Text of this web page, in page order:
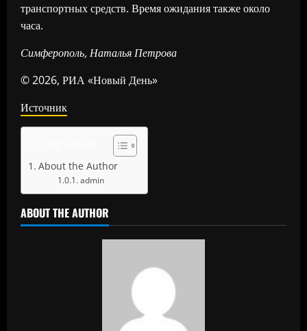
транспортных средств. Время ожидания также около
часа.
Симферополь, Наталья Петрова
© 2026, РИА «Новый День»
Источник
About the Author
admin
ABOUT THE AUTHOR